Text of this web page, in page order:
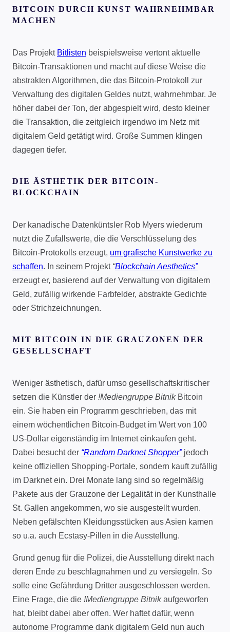
BITCOIN DURCH KUNST WAHRNEHMBAR
MACHEN
Das Projekt Bitlisten beispielsweise vertont aktuelle
Bitcoin-Transaktionen und macht auf diese Weise die
abstrakten Algorithmen, die das Bitcoin-Protokoll zur
Verwaltung des digitalen Geldes nutzt, wahrnehmbar. Je
höher dabei der Ton, der abgespielt wird, desto kleiner
die Transaktion, die zeitgleich irgendwo im Netz mit
digitalem Geld getätigt wird. Große Summen klingen
dagegen tiefer.
DIE ÄSTHETIK DER BITCOIN-
BLOCKCHAIN
Der kanadische Datenküntsler Rob Myers wiederum
nutzt die Zufallswerte, die die Verschlüsselung des
Bitcoin-Protokolls erzeugt, um grafische Kunstwerke zu
schaffen. In seinem Projekt “Blockchain Aesthetics”
erzeugt er, basierend auf der Verwaltung von digitalem
Geld, zufällig wirkende Farbfelder, abstrakte Gedichte
oder Strichzeichnungen.
MIT BITCOIN IN DIE GRAUZONEN DER
GESELLSCHAFT
Weniger ästhetisch, dafür umso gesellschaftskritischer
setzen die Künstler der !Mediengruppe BitnikBitcoin
ein. Sie haben ein Programm geschrieben, das mit
einem wöchentlichen Bitcoin-Budget im Wert von 100
US-Dollar eigenständig im Internet einkaufen geht.
Dabei besucht der “Random Darknet Shopper”jedoch
keine offiziellen Shopping-Portale, sondern kauft zufällig
im Darknet ein. Drei Monate lang sind so regelmäßig
Pakete aus der Grauzone der Legalität in der Kunsthalle
St. Gallen angekommen, wo sie ausgestellt wurden.
Neben gefälschten Kleidungsstücken aus Asien kamen
so u.a. auch Ecstasy-Pillen in die Ausstellung.
Grund genug für die Polizei, die Ausstellung direkt nach
deren Ende zu beschlagnahmen und zu versiegeln. So
solle eine Gefährdung Dritter ausgeschlossen werden.
Eine Frage, die die !Mediengruppe Bitnikaufgeworfen
hat, bleibt dabei aber offen. Wer haftet dafür, wenn
autonome Programme dank digitalem Geld nun auch